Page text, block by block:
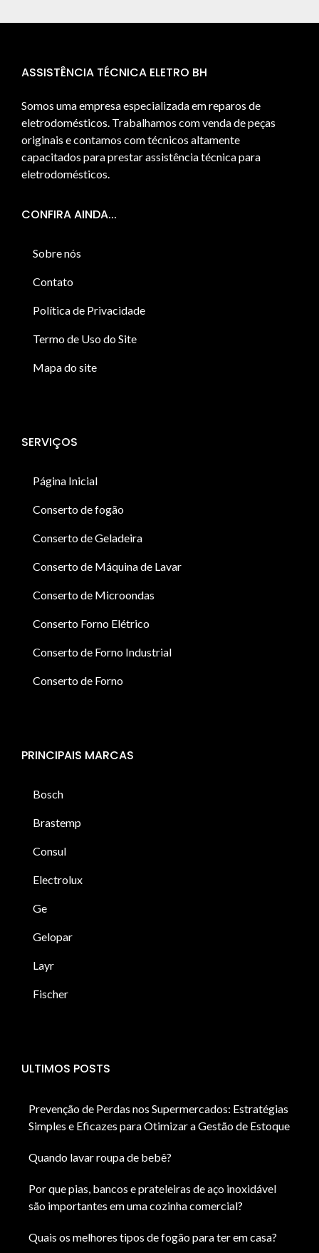
ASSISTÊNCIA TÉCNICA ELETRO BH
Somos uma empresa especializada em reparos de
eletrodomésticos. Trabalhamos com venda de peças
originais e contamos com técnicos altamente
capacitados para prestar assistência técnica para
eletrodomésticos.
CONFIRA AINDA...
Sobre nós
Contato
Política de Privacidade
Termo de Uso do Site
Mapa do site
SERVIÇOS
Página Inicial
Conserto de fogão
Conserto de Geladeira
Conserto de Máquina de Lavar
Conserto de Microondas
Conserto Forno Elétrico
Conserto de Forno Industrial
Conserto de Forno
PRINCIPAIS MARCAS
Bosch
Brastemp
Consul
Electrolux
Ge
Gelopar
Layr
Fischer
ULTIMOS POSTS
Prevenção de Perdas nos Supermercados: Estratégias
Simples e Eficazes para Otimizar a Gestão de Estoque
Quando lavar roupa de bebê?
Por que pias, bancos e prateleiras de aço inoxidável
são importantes em uma cozinha comercial?
Quais os melhores tipos de fogão para ter em casa?